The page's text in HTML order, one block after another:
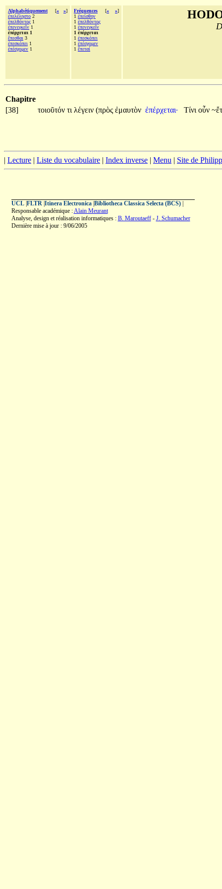
Alphabétiquement [« »]
ἐπελέληστο 2
ἐπελθόντος 1
ἐπενεγκεῖν 1
ἐπέρχεται 1
ἕπεσθαι 3
ἐπεσκόπει 1
ἐπέσχομεν 1
Fréquences [« »]
1 ἐπείσθην
1 ἐπελθόντος
1 ἐπενεγκεῖν
1 ἐπέρχεται
1 ἐπεσκόπει
1 ἐπέσχομεν
1 ἕπεταί
Chapitre
[38]
τοιοῦτόν τι λέγειν (πρὸς ἐμαυτὸν ἐπέρχεται· Τίνι οὖν
| Lecture | Liste du vocabulaire | Index inverse | Menu | Site de
UCL| FLTR| Itinera Electronica| Bibliotheca Classica Selecta (BCS)|
Responsable académique :Alain Meurant
Analyse, design et réalisation informatiques : B. Maroutaeff- J. Schumacher
Dernière mise à jour : 9/06/2005